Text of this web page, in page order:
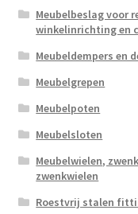
Meubelbeslag voor
winkelinrichting en
Meubeldempers en
Meubelgrepen
Meubelpoten
Meubelsloten
Meubelwielen,
zwenkwielen
Roestvrij stalen